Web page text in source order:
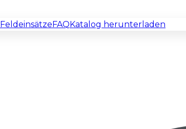
FeldeinsätzeFAQKatalog herunterladen